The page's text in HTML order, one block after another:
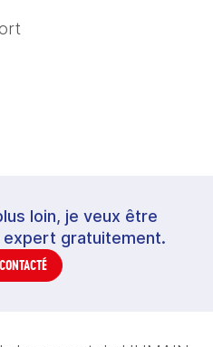
loin, je veux être
gratuitement.